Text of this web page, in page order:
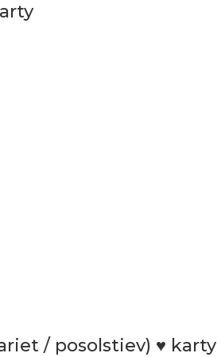
/ posolstiev) ♥ karty